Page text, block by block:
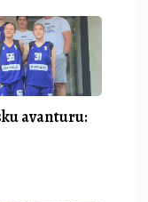
avanturu: